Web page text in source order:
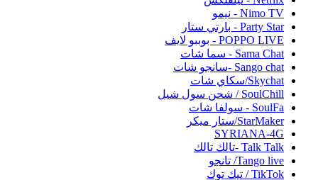
Nimo TV - نيمو
Party Star - بارتي ستار
POPPO LIVE - بوببو لايف
Sama Chat - سما شات
Sango chat -سانجو شات
Skychat/سكاي شات
SoulChill / شحن سول شيل
SoulFa - سولفا شات
StarMaker/ستار ميكر
SYRIANA-4G
Talk Talk -تالك تالك
Tango live/ تانجو
TikTok / تيك توك